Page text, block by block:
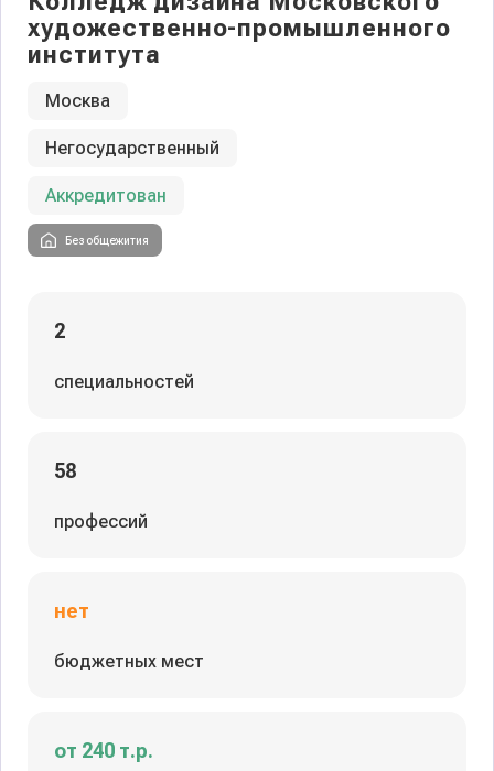
художественно-промышленного
института
Москва
Негосударственный
Аккредитован
Без общежития
2
специальностей
58
профессий
нет
бюджетных мест
от 240 т.р.